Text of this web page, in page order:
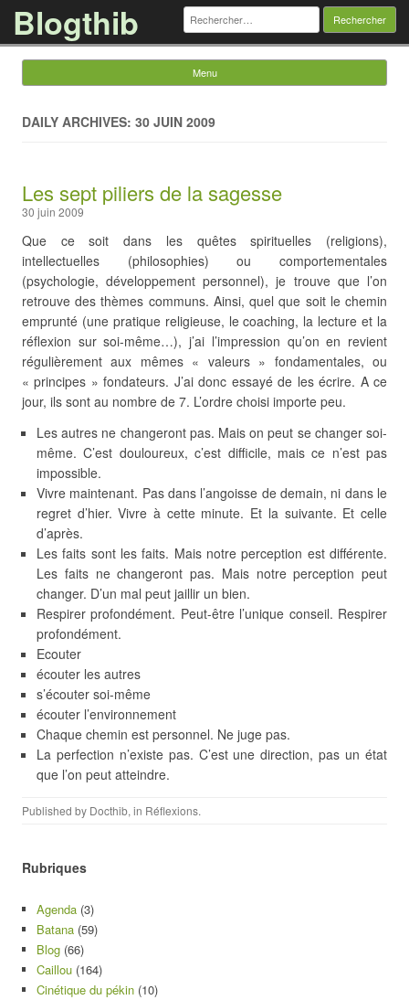
Blogthib Rechercher :
Menu
DAILY ARCHIVES: 30 JUIN 2009
Les sept piliers de la sagesse
30 juin 2009
Que ce soit dans les quêtes spirituelles (religions),
intellectuelles (philosophies) ou comportementales
(psychologie, développement personnel), je trouve que l’on
retrouve des thèmes communs. Ainsi, quel que soit le chemin
emprunté (une pratique religieuse, le coaching, la lecture et la
réflexion sur soi-même…), j’ai l’impression qu’on en revient
régulièrement aux mêmes « valeurs » fondamentales, ou
« principes » fondateurs. J’ai donc essayé de les écrire. A ce
jour, ils sont au nombre de 7. L’ordre choisi importe peu.
Les autres ne changeront pas. Mais on peut se changer soi-
même. C’est douloureux, c’est difficile, mais ce n’est pas
impossible.
Vivre maintenant. Pas dans l’angoisse de demain, ni dans le
regret d’hier. Vivre à cette minute. Et la suivante. Et celle
d’après.
Les faits sont les faits. Mais notre perception est différente.
Les faits ne changeront pas. Mais notre perception peut
changer. D’un mal peut jaillir un bien.
Respirer profondément. Peut-être l’unique conseil. Respirer
profondément.
Ecouter
écouter les autres
s’écouter soi-même
écouter l’environnement
Chaque chemin est personnel. Ne juge pas.
La perfection n’existe pas. C’est une direction, pas un état
que l’on peut atteindre.
Published by Docthib, in Réflexions.
Rubriques
Agenda (3)
Batana (59)
Blog (66)
Caillou (164)
Cinétique du pékin (10)